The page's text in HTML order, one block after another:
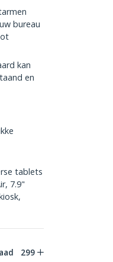
bureau
kan
en
tablets
7.9"
299